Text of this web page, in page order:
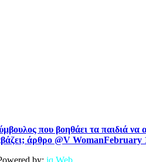
που βοηθάει τα παιδιά να
άρθρο @V WomanFebruary
by: iq Web